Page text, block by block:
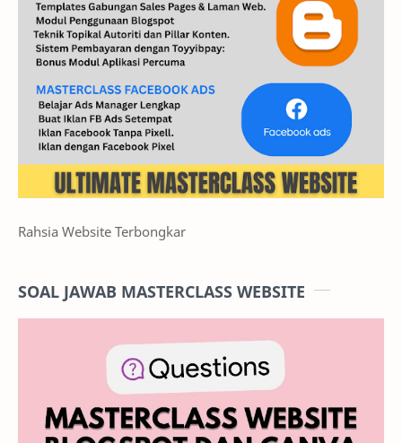
Rahsia Website Terbongkar
SOAL JAWAB MASTERCLASS WEBSITE